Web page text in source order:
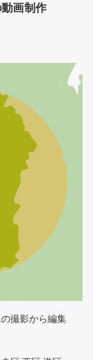
画制作
撮影から編集